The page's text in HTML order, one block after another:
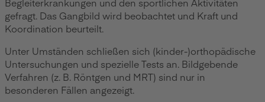
gefragt. Das Gangbild wird beobachtet und Kraft und
Koordination beurteilt.
Unter Umständen schließen sich (kinder-)orthopädische
Untersuchungen und spezielle Tests an. Bildgebende
Verfahren (z. B. Röntgen und MRT) sind nur in
besonderen Fällen angezeigt.